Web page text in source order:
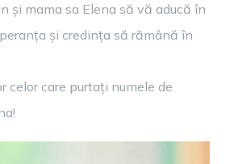
și mama sa Elena să vă aducă în
și credința să rămână în
celor care purtați numele de